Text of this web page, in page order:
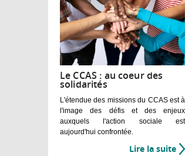
Le CCAS : au coeur des
solidarités
L'étendue des missions du CCAS est à
l'image des défis et des enjeux
auxquels l'action sociale est
aujourd'hui confrontée.
Lire la suite de